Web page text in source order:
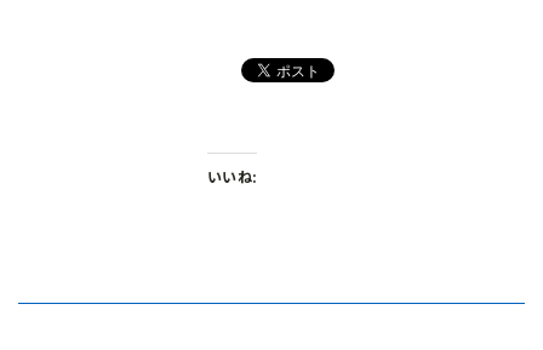
いいね: